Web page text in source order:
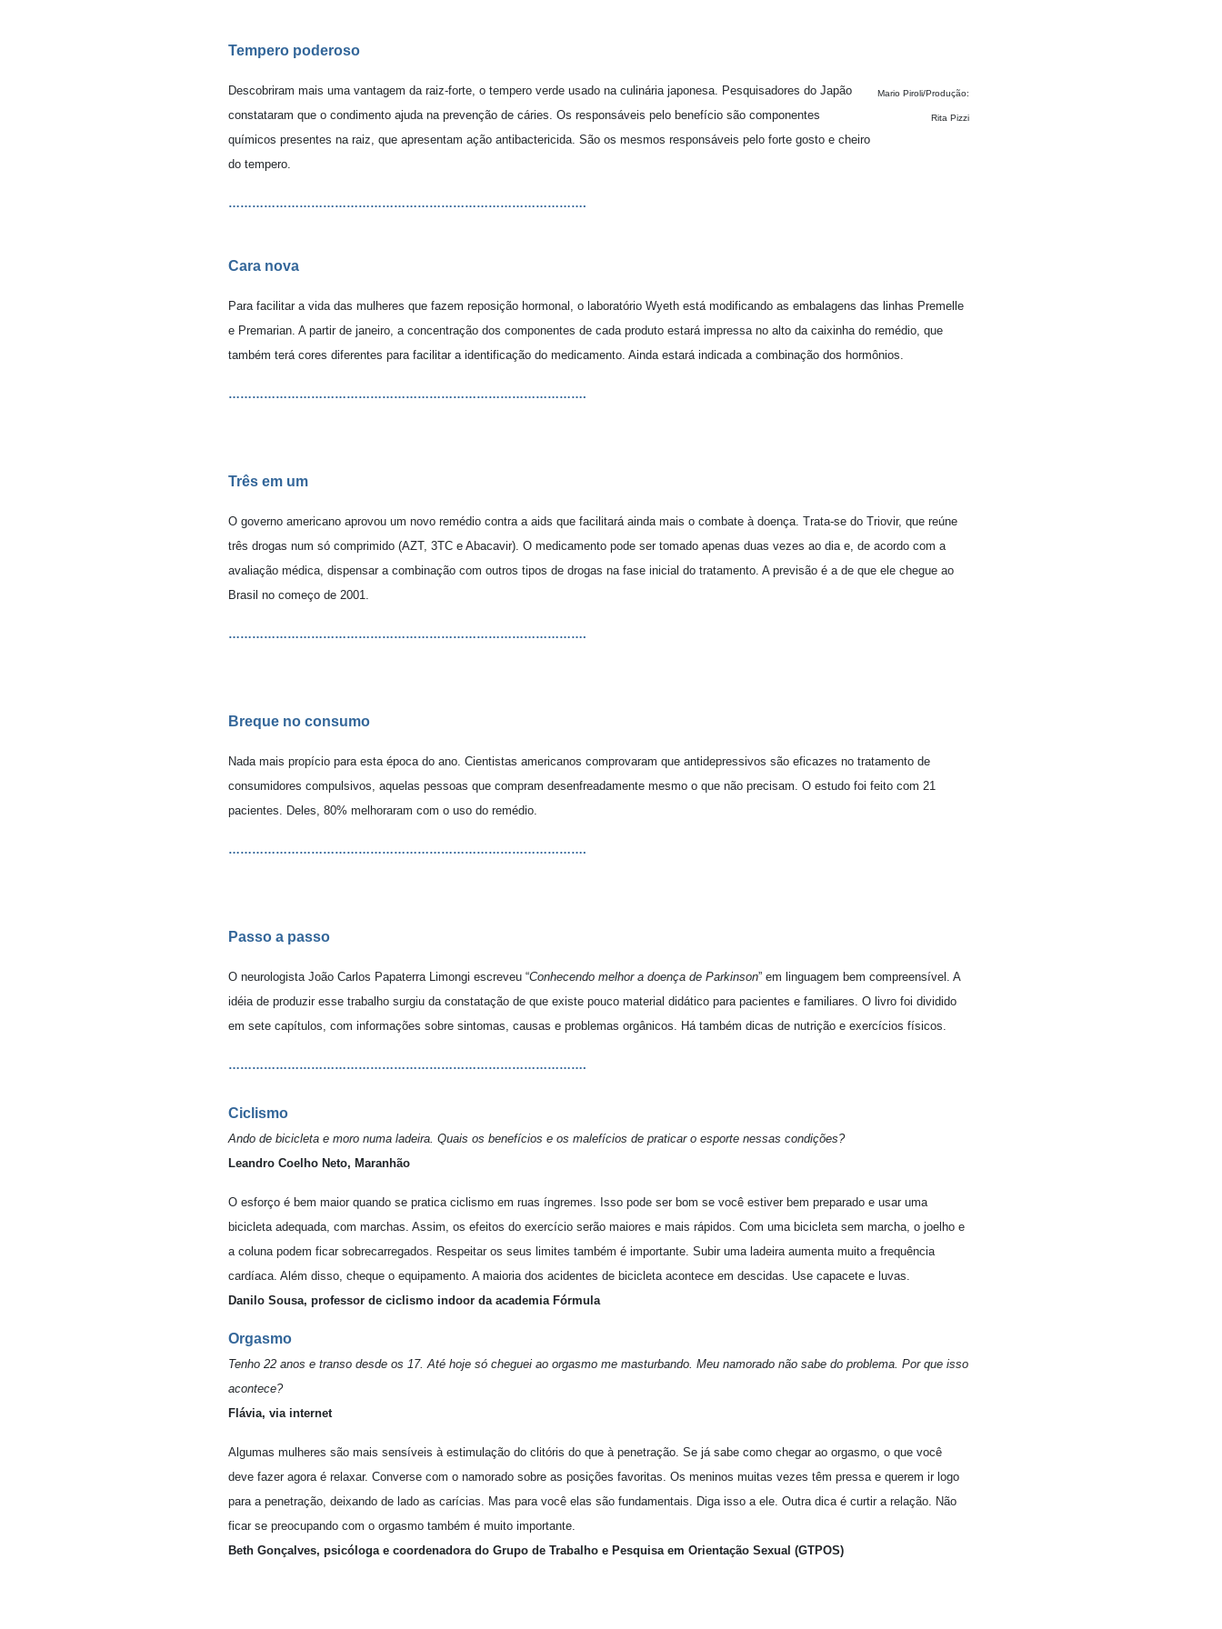
Tempero poderoso
Mario Piroli/Produção:
Rita Pizzi
Descobriram mais uma vantagem da raiz-forte, o tempero verde usado na culinária japonesa. Pesquisadores do Japão
constataram que o condimento ajuda na prevenção de cáries. Os responsáveis pelo benefício são componentes
químicos presentes na raiz, que apresentam ação antibactericida. São os mesmos responsáveis pelo forte gosto e cheiro
do tempero.
……………………………………………………………………………….
Cara nova
Para facilitar a vida das mulheres que fazem reposição hormonal, o laboratório Wyeth está modificando as embalagens das linhas Premelle
e Premarian. A partir de janeiro, a concentração dos componentes de cada produto estará impressa no alto da caixinha do remédio, que
também terá cores diferentes para facilitar a identificação do medicamento. Ainda estará indicada a combinação dos hormônios.
……………………………………………………………………………….
Três em um
O governo americano aprovou um novo remédio contra a aids que facilitará ainda mais o combate à doença. Trata-se do Triovir, que reúne
três drogas num só comprimido (AZT, 3TC e Abacavir). O medicamento pode ser tomado apenas duas vezes ao dia e, de acordo com a
avaliação médica, dispensar a combinação com outros tipos de drogas na fase inicial do tratamento. A previsão é a de que ele chegue ao
Brasil no começo de 2001.
……………………………………………………………………………….
Breque no consumo
Nada mais propício para esta época do ano. Cientistas americanos comprovaram que antidepressivos são eficazes no tratamento de
consumidores compulsivos, aquelas pessoas que compram desenfreadamente mesmo o que não precisam. O estudo foi feito com 21
pacientes. Deles, 80% melhoraram com o uso do remédio.
……………………………………………………………………………….
Passo a passo
O neurologista João Carlos Papaterra Limongi escreveu “Conhecendo melhor a doença de Parkinson” em linguagem bem compreensível. A
idéia de produzir esse trabalho surgiu da constatação de que existe pouco material didático para pacientes e familiares. O livro foi dividido
em sete capítulos, com informações sobre sintomas, causas e problemas orgânicos. Há também dicas de nutrição e exercícios físicos.
……………………………………………………………………………….
Ciclismo
Ando de bicicleta e moro numa ladeira. Quais os benefícios e os malefícios de praticar o esporte nessas condições?
Leandro Coelho Neto, Maranhão
O esforço é bem maior quando se pratica ciclismo em ruas íngremes. Isso pode ser bom se você estiver bem preparado e usar uma
bicicleta adequada, com marchas. Assim, os efeitos do exercício serão maiores e mais rápidos. Com uma bicicleta sem marcha, o joelho e
a coluna podem ficar sobrecarregados. Respeitar os seus limites também é importante. Subir uma ladeira aumenta muito a frequência
cardíaca. Além disso, cheque o equipamento. A maioria dos acidentes de bicicleta acontece em descidas. Use capacete e luvas.
Danilo Sousa, professor de ciclismo indoor da academia Fórmula
Orgasmo
Tenho 22 anos e transo desde os 17. Até hoje só cheguei ao orgasmo me masturbando. Meu namorado não sabe do problema. Por que isso
acontece?
Flávia, via internet
Algumas mulheres são mais sensíveis à estimulação do clitóris do que à penetração. Se já sabe como chegar ao orgasmo, o que você
deve fazer agora é relaxar. Converse com o namorado sobre as posições favoritas. Os meninos muitas vezes têm pressa e querem ir logo
para a penetração, deixando de lado as carícias. Mas para você elas são fundamentais. Diga isso a ele. Outra dica é curtir a relação. Não
ficar se preocupando com o orgasmo também é muito importante.
Beth Gonçalves, psicóloga e coordenadora do Grupo de Trabalho e Pesquisa em Orientação Sexual (GTPOS)